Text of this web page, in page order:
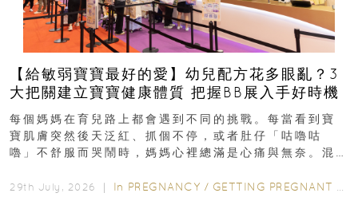
【給敏弱寶寶最好的愛】幼兒配方花多眼亂？3
大把關建立寶寶健康體質 把握BB展入手好時機
每個媽媽在育兒路上都會遇到不同的挑戰。每當看到寶
寶肌膚突然後天泛紅、抓個不停，或者肚仔「咕嚕咕
嚕」不舒服而哭鬧時，媽媽心裡總滿是心痛與無奈。混
29th July, 2026 ｜ In PREGNANCY / GETTING PREGNANT